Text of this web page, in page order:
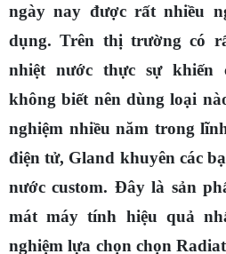
ngày nay được rất nhiều
dụng. Trên thị trường có
nhiệt nước thực sự khiến
không biết nên dùng loại
nghiệm nhiều năm trong
điện tử, Gland khuyên các
nước custom. Đây là sản
mát máy tính hiệu quả
nghiệm lựa chọn chọn